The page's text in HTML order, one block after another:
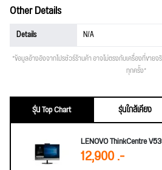
Other Details
Details N/A
*ข้อมูลอ้างอิงจากโปรชัวร์ร้านค้า อาจไม่ตรงกับเครื่องที่ขา
ทุกครั้ง*
รุ่น Top Chart รุ่นใกล้เคียง
LENOVO ThinkCentre
12,900 .-